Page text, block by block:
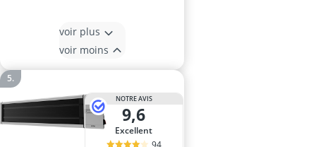
voir plus
voir moins
NOTRE AVIS
9,6
Excellent
94